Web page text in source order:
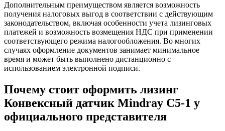
Дополнительным преимуществом является возможность
получения налоговых выгод в соответствии с действующим
законодательством, включая особенности учета лизинговых
платежей и возможность возмещения НДС при применении
соответствующего режима налогообложения. Во многих
случаях оформление документов занимает минимальное
время и может быть выполнено дистанционно с
использованием электронной подписи.
Почему стоит оформить лизинг
Конвексный датчик Mindray C5-1 у
официального представителя